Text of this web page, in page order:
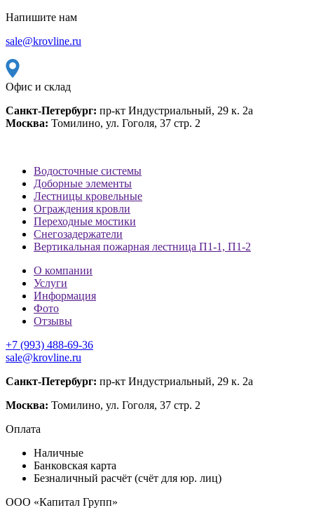
Напишите нам
sale@krovline.ru
Офис и склад
Санкт-Петербург: пр-кт Индустриальный, 29 к. 2а
Москва: Томилино, ул. Гоголя, 37 стр. 2
Водосточные системы
Доборные элементы
Лестницы кровельные
Ограждения кровли
Переходные мостики
Снегозадержатели
Вертикальная пожарная лестница П1-1, П1-2
О компании
Услуги
Информация
Фото
Отзывы
+7 (993) 488-69-36
sale@krovline.ru
Санкт-Петербург: пр-кт Индустриальный, 29 к. 2а
Москва: Томилино, ул. Гоголя, 37 стр. 2
Оплата
Наличные
Банковская карта
Безналичный расчёт (счёт для юр. лиц)
ООО «Капитал Групп»